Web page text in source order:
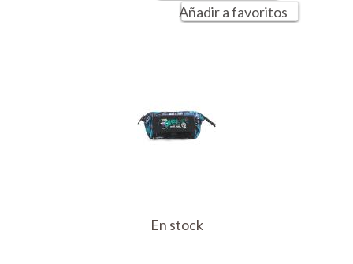
Añadir a favoritos
En stock